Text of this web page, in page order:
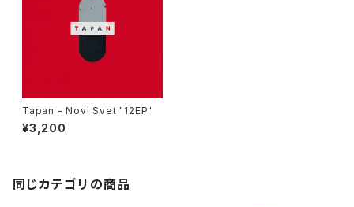
Tapan - Novi Svet "12EP"
¥3,200
同じカテゴリの商品